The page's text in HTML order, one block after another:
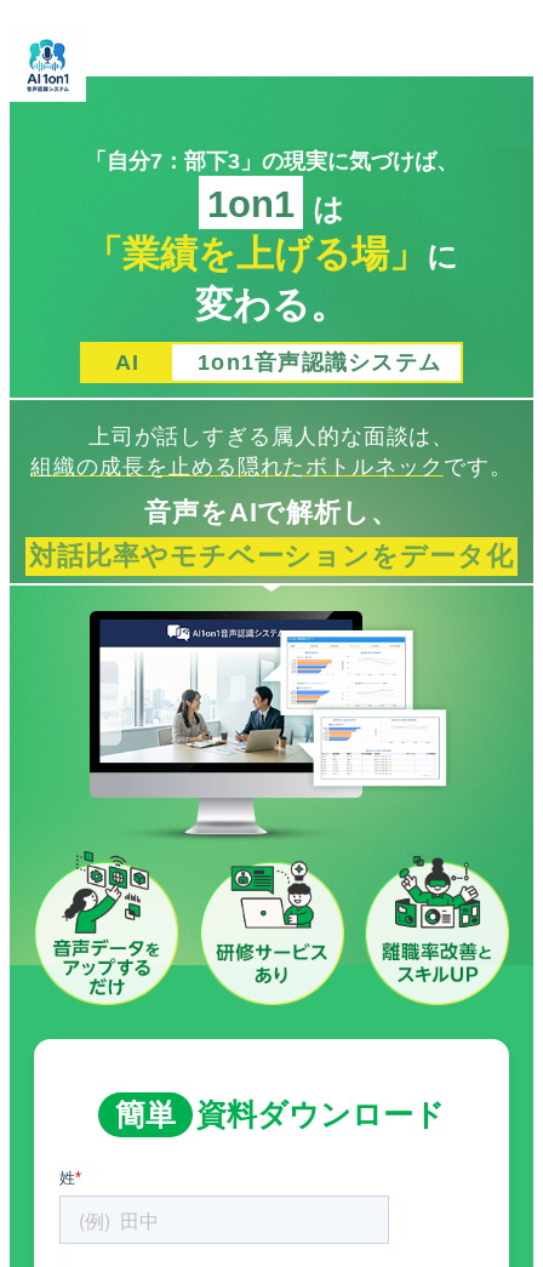
「自分7：部下3」の現実に気づけば、
1on1 は
「業績を上げる場」 に
変わる。
AI 1on1音声認識システム
上司が話しすぎる属人的な面談は、
組織の成長を止める隠れたボトルネック です。
音声をAIで解析し、
対話比率やモチベーションをデータ化
簡単 資料ダウンロード